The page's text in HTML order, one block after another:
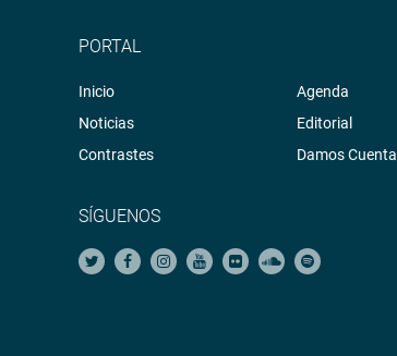
PORTAL
Inicio
Noticias
Contrastes
Agenda
Editorial
Damos Cuenta
SÍGUENOS